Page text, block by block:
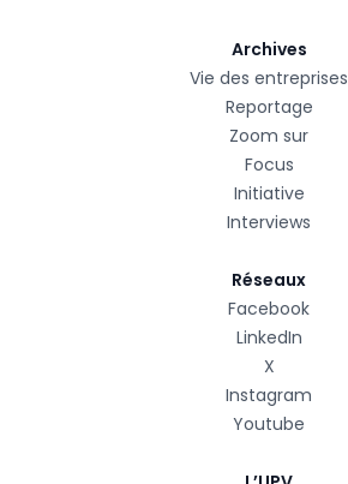
Archives
Vie des entreprises
Reportage
Zoom sur
Focus
Initiative
Interviews
Réseaux
Facebook
LinkedIn
X
Instagram
Youtube